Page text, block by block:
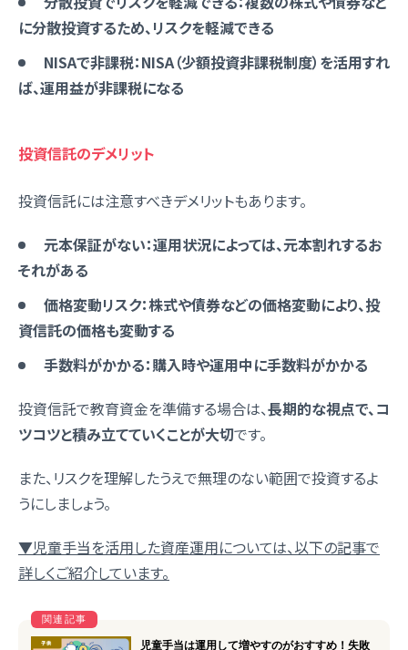
に分散投資するため、リスクを軽減できる
NISAで非課税：NISA（少額投資非課税制度）を活用すれ
ば、運用益が非課税になる
投資信託のデメリット
投資信託には注意すべきデメリットもあります。
元本保証がない：運用状況によっては、元本割れするお
それがある
価格変動リスク：株式や債券などの価格変動により、投
資信託の価格も変動する
手数料がかかる：購入時や運用中に手数料がかかる
投資信託で教育資金を準備する場合は、長期的な視点で、コ
ツコツと積み立てていくことが大切です。
また、リスクを理解したうえで無理のない範囲で投資するよ
うにしましょう。
▼児童手当を活用した資産運用については、以下の記事で
詳しくご紹介しています。